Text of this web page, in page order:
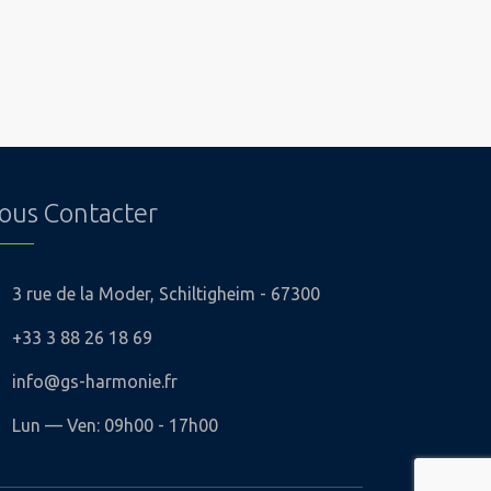
Contacter
3 rue de la Moder, Schiltigheim - 67300
+33 3 88 26 18 69
info@gs-harmonie.fr
Lun — Ven: 09h00 - 17h00